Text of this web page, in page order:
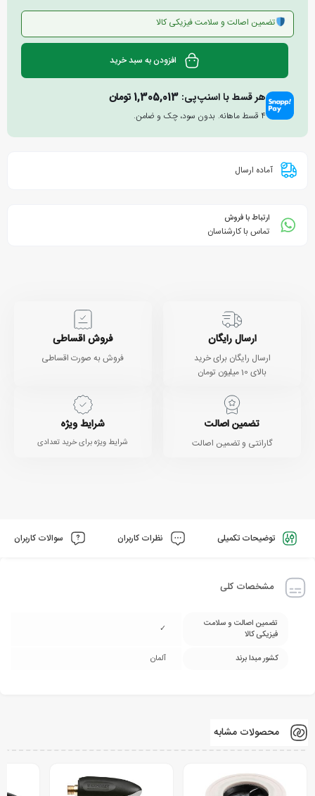
تضمین اصالت و سلامت فیزیکی کالا
افزودن به سبد خرید
هر قسط با اسنپ‌پی: 1,305,013تومان
۴ قسط ماهانه. بدون سود، چک و ضامن.
آماده ارسال
ارتباط با فروش
تماس با کارشناسان
ارسال رایگان
ارسال رایگان برای خرید
بالای 10 میلیون تومان
فروش اقساطی
فروش به صورت اقساطی
تضمین اصالت
گارانتی و تضمین اصالت
شرایط ویژه
شرایط ویژه برای خرید تعدادی
توضیحات تکمیلی نظرات کاربران سوالات کاربران
مشخصات کلی
تضمین اصالت و سلامت
فیزیکی کالا
✓
کشور مبدا برند آلمان
محصولات مشابه